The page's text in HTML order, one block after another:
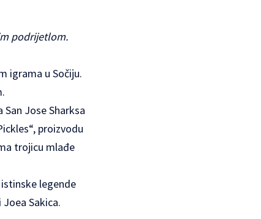
podrijetlom.
igrama u Sočiju.
Jose Sharksa
proizvodu
trojicu mlađe
legende
Sakica.